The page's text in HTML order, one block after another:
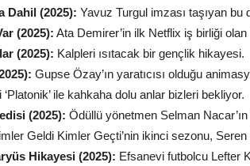
Dahil (2025): Yavuz Turgul imzası taşıyan bu
(2025): Ata Demirer’in ilk Netflix iş birliği
(2025): Kalpleri ısıtacak bir gençlik hikayesi.
Gupse Özay’ın yaratıcısı olduğu
‘Platonik’ ile kahkaha dolu anlar bizleri bekliyor.
(2025): Ödüllü yönetmen Selman
Geldi Kimler Geçti’nin ikinci sezonu,
Hikayesi (2025): Efsanevi futbolcu Lefter